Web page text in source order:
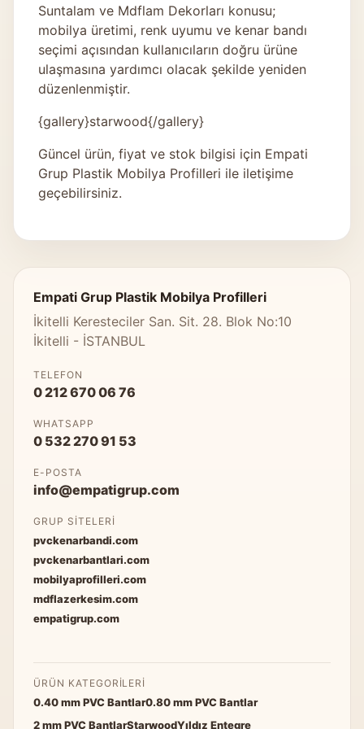
Suntalam ve Mdflam Dekorları konusu;
mobilya üretimi, renk uyumu ve kenar bandı
seçimi açısından kullanıcıların doğru ürüne
ulaşmasına yardımcı olacak şekilde yeniden
düzenlenmiştir.
{gallery}starwood{/gallery}
Güncel ürün, fiyat ve stok bilgisi için Empati
Grup Plastik Mobilya Profilleri ile iletişime
geçebilirsiniz.
Empati Grup Plastik Mobilya Profilleri
İkitelli Keresteciler San. Sit. 28. Blok No:10
İkitelli - İSTANBUL
TELEFON
0 212 670 06 76
WHATSAPP
0 532 270 91 53
E-POSTA
info@empatigrup.com
GRUP SITELERI
pvckenarbandi.com
pvckenarbantlari.com
mobilyaprofilleri.com
mdflazerkesim.com
empatigrup.com
ÜRÜN KATEGORILERI
0.40 mm PVC Bantlar0.80 mm PVC Bantlar
2 mm PVC BantlarStarwoodYıldız Entegre